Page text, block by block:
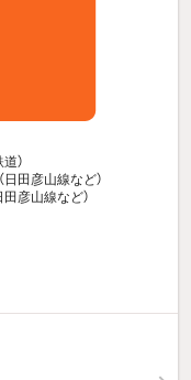
）
日田彦山線など）
田彦山線など）